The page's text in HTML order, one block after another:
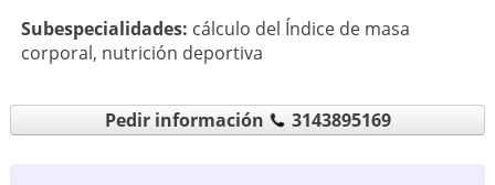
Subespecialidades: cálculo del Índice de masa
corporal, nutrición deportiva
Pedir información 3143895169